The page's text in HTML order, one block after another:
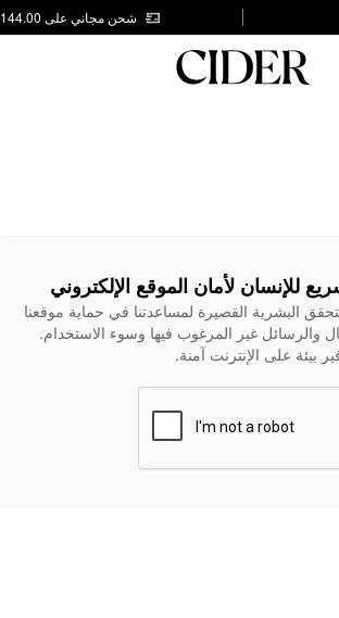
شحن مجاني على AED 144.00
للإنسان لأمان الموقع الإلكتروني
البشرية القصيرة لمساعدتنا في حماية موقعنا
والرسائل غير المرغوب فيها وسوء الاستخدام.
بيئة على الإنترنت آمنة.